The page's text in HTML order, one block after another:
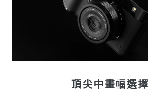
頂尖中畫幅選擇